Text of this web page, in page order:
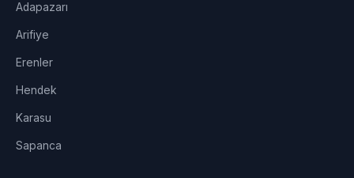
Adapazarı
Arifiye
Erenler
Hendek
Karasu
Sapanca